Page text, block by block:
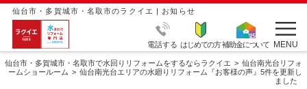
仙台市・多賀城市・名取市のラクイエ | お知らせ
電話する はじめての方補助金について MENU
仙台市・多賀城市・名取市で水回りリフォームをするならラクイエ
仙台南光台リフォ
ームショールーム
仙台南光台エリアの水廻りリフォーム『お客様の声』5件を更新し
ました